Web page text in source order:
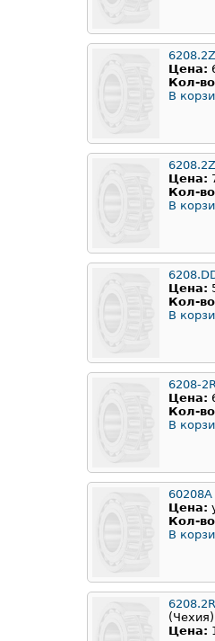
Цена:
Кол-
В
Цена:
Кол-
В
Цена:
Кол-
В
6208-
Цена:
Кол-
В
60208А
Цена:
Кол-
В
(Чехия)
Цена: